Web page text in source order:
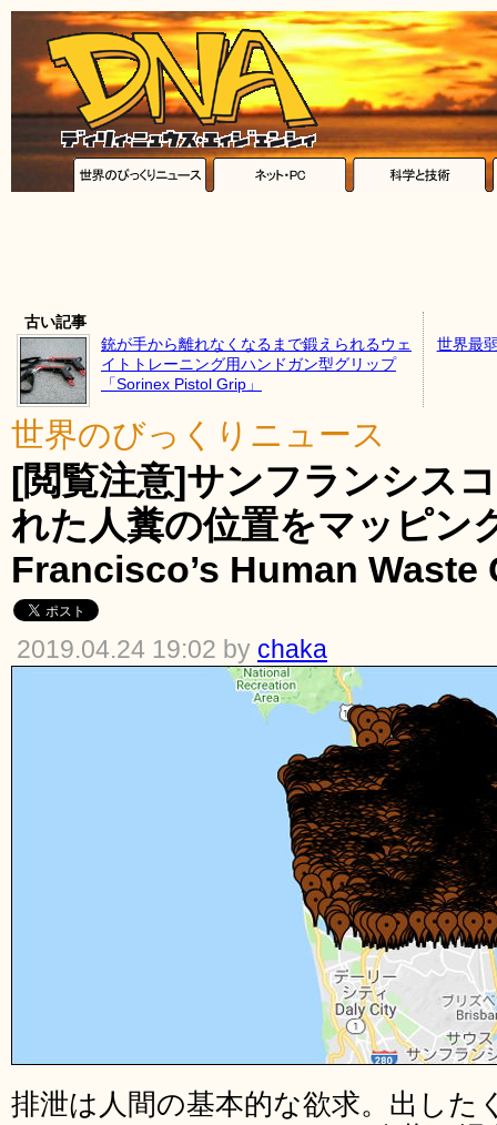
古い記事
銃が手から離れなくなるまで鍛えられるウェ
イトトレーニング用ハンドガン型グリップ
「Sorinex Pistol Grip」
世界最
世界のびっくりニュース
[閲覧注意]サンフランシス
れた人糞の位置をマッピン
Francisco’s Human Waste
2019.04.24 19:02 by chaka
排泄は人間の基本的な欲求。出した